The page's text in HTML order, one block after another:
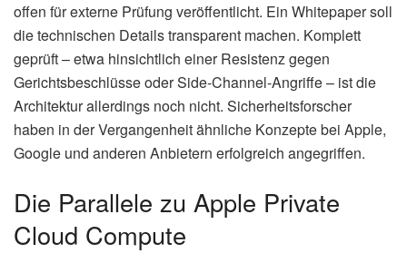
offen für externe Prüfung veröffentlicht. Ein Whitepaper soll
die technischen Details transparent machen. Komplett
geprüft – etwa hinsichtlich einer Resistenz gegen
Gerichtsbeschlüsse oder Side-Channel-Angriffe – ist die
Architektur allerdings noch nicht. Sicherheitsforscher
haben in der Vergangenheit ähnliche Konzepte bei Apple,
Google und anderen Anbietern erfolgreich angegriffen.
Die Parallele zu Apple Private
Cloud Compute